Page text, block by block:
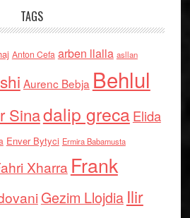
TAGS
Anton Cefa arben llalla asllan
Aurenc Bebja Behlul
Sinadalip grecaElida
Enver Bytyci Ermira Babamusta
Xharra Frank
Gezim Llojdia Ilir